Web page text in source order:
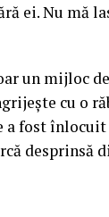
ei. Nu mă
un mijloc
cu o
fost înlocuit
desprinsă